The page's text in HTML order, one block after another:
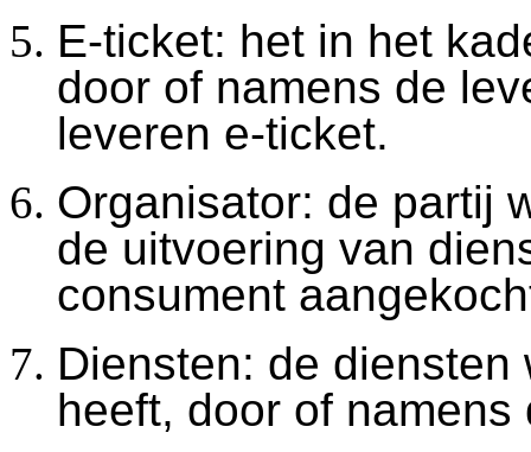
E-ticket: het in het
door of namens de
leveren e-ticket.
Organisator: de partij
de uitvoering van
consument
Diensten: de
heeft, door of